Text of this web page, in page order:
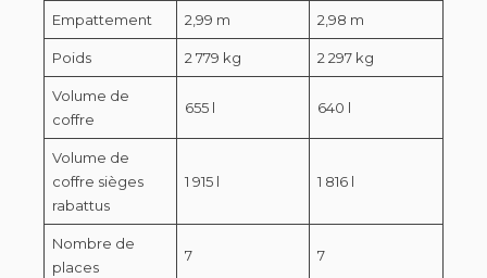
Empattement 2,99 m 2,98 m
Poids 2 779 kg 2 297 kg
Volume de
coffre
655 l 640 l
Volume de
coffre sièges
rabattus
1 915 l 1 816 l
Nombre de
places
7 7